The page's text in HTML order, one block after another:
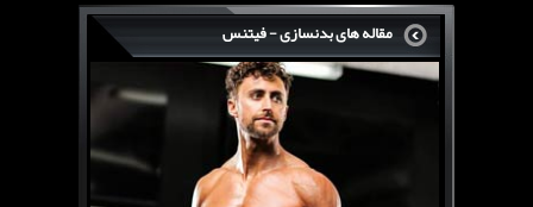
مقاله های بدنسازی - فیتنس
سرگی کنستانس چگونه بر روی بازو های فوق العاده...
روش های افزایش پیک بازو
فارماتون چیست؟